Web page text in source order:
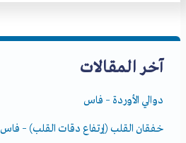
آخر المقالات
دوالي الأوردة – فاس
خفقان القلب (إرتفاع دقات القلب) – فاس